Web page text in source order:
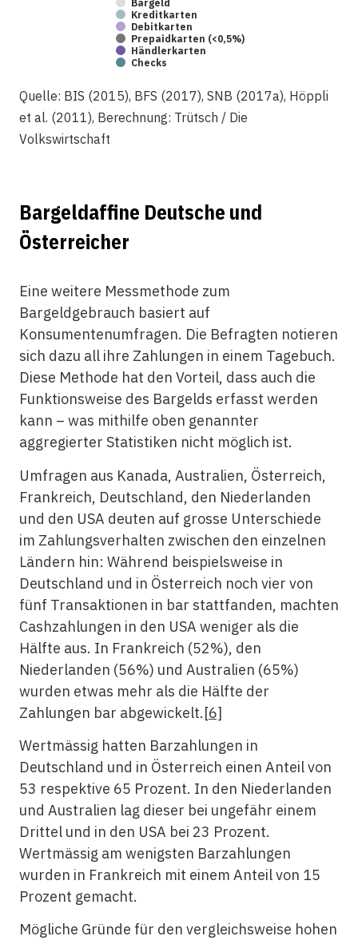
Bargeld
Kreditkarten
Debitkarten
Prepaidkarten (<0,5%)
Händlerkarten
Checks
Quelle: BIS (2015), BFS (2017), SNB (2017a), Höppli
et al. (2011), Berechnung: Trütsch / Die
Volkswirtschaft
Bargeldaffine Deutsche und
Österreicher
Eine weitere Messmethode zum
Bargeldgebrauch basiert auf
Konsumentenumfragen. Die Befragten notieren
sich dazu all ihre Zahlungen in einem Tagebuch.
Diese Methode hat den Vorteil, dass auch die
Funktionsweise des Bargelds erfasst werden
kann – was mithilfe oben genannter
aggregierter Statistiken nicht möglich ist.
Umfragen aus Kanada, Australien, Österreich,
Frankreich, Deutschland, den Niederlanden
und den USA deuten auf grosse Unterschiede
im Zahlungsverhalten zwischen den einzelnen
Ländern hin: Während beispielsweise in
Deutschland und in Österreich noch vier von
fünf Transaktionen in bar stattfanden, machten
Cashzahlungen in den USA weniger als die
Hälfte aus. In Frankreich (52%), den
Niederlanden (56%) und Australien (65%)
wurden etwas mehr als die Hälfte der
Zahlungen bar abgewickelt.[6]
Wertmässig hatten Barzahlungen in
Deutschland und in Österreich einen Anteil von
53 respektive 65 Prozent. In den Niederlanden
und Australien lag dieser bei ungefähr einem
Drittel und in den USA bei 23 Prozent.
Wertmässig am wenigsten Barzahlungen
wurden in Frankreich mit einem Anteil von 15
Prozent gemacht.
Mögliche Gründe für den vergleichsweise hohen